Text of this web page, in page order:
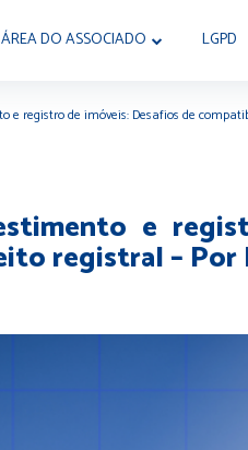
ÁREA DO ASSOCIADO LGPD
e registro de imóveis: Desafios de
e
registral – Por